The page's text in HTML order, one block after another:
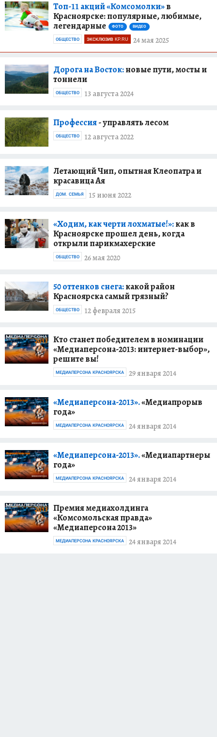
Топ-11 акций «Комсомолки»в
Красноярске: популярные, любимые,
легендарные
ФОТО ВИДЕО
24 мая 2025
ОБЩЕСТВО ЭКСКЛЮЗИВ KP.RU
Дорога на Восток:новые пути, мосты и
тоннели
13 августа 2024
ОБЩЕСТВО
Профессия- управлять лесом
12 августа 2022
ОБЩЕСТВО
Летающий Чип, опытная Клеопатра и
красавица Ая
15 июня 2022
ДОМ. СЕМЬЯ
«Ходим, как черти лохматые!»:как в
Красноярске прошел день, когда
открыли парикмахерские
26 мая 2020
ОБЩЕСТВО
50 оттенков снега:какой район
Красноярска самый грязный?
12 февраля 2015
ОБЩЕСТВО
Кто станет победителем в номинации
«Медиаперсона-2013: интернет-выбор»,
решите вы!
29 января 2014
МЕДИАПЕРСОНА КРАСНОЯРСКА
«Медиаперсона-2013».«Медиапрорыв
года»
24 января 2014
МЕДИАПЕРСОНА КРАСНОЯРСКА
«Медиаперсона-2013».«Медиапартнеры
года»
24 января 2014
МЕДИАПЕРСОНА КРАСНОЯРСКА
Премия медиахолдинга
«Комсомольская правда»
«Медиаперсона 2013»
24 января 2014
МЕДИАПЕРСОНА КРАСНОЯРСКА